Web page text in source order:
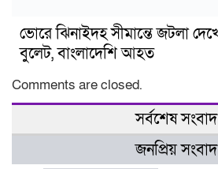
ভোরে ঝিনাইদহ সীমান্তে জটলা
বুলেট, বাংলাদেশি আহত
Comments are closed.
সর্বশেষ সংবাদ
জনপ্রিয় সংবাদ